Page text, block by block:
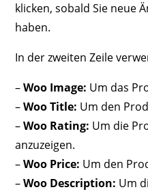
klicken, sobald Sie neue
haben.
In der zweiten Zeile
–Woo Image: Um das
–Woo Title: Um den
–Woo Rating: Um die
anzuzeigen.
–Woo Price: Um den
–Woo Description: Um